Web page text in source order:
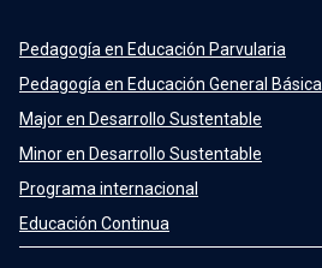
Pedagogía en Educación Parvularia
Pedagogía en Educación General Básica
Major en Desarrollo Sustentable
Minor en Desarrollo Sustentable
Programa internacional
Educación Continua